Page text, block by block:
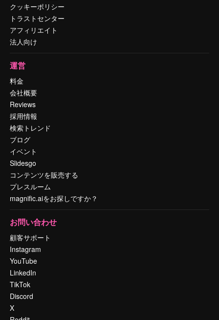
クッキーポリシー
トラストセンター
アフィリエイト
法人向け
運営
料金
会社概要
Reviews
採用情報
検索トレンド
ブログ
イベント
Slidesgo
コンテンツを販売する
プレスルーム
magnific.aiをお探しですか？
お問い合わせ
顧客サポート
Instagram
YouTube
LinkedIn
TikTok
Discord
X